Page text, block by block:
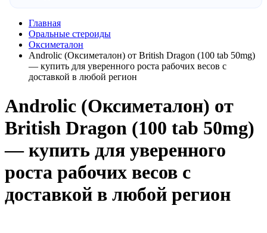
Главная
Оральные стероиды
Оксиметалон
Androlic (Оксиметалон) от British Dragon (100 tab 50mg)
— купить для уверенного роста рабочих весов с
доставкой в любой регион
Androlic (Оксиметалон) от
British Dragon (100 tab 50mg)
— купить для уверенного
роста рабочих весов с
доставкой в любой регион